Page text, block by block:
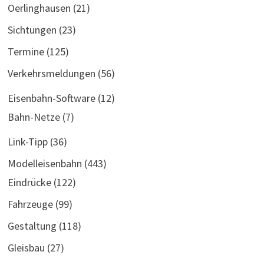
Oerlinghausen (21)
Sichtungen (23)
Termine(125)
Verkehrsmeldungen (56)
Eisenbahn-Software(12)
Bahn-Netze(7)
Link-Tipp(36)
Modelleisenbahn (443)
Eindrücke(122)
Fahrzeuge(99)
Gestaltung (118)
Gleisbau (27)